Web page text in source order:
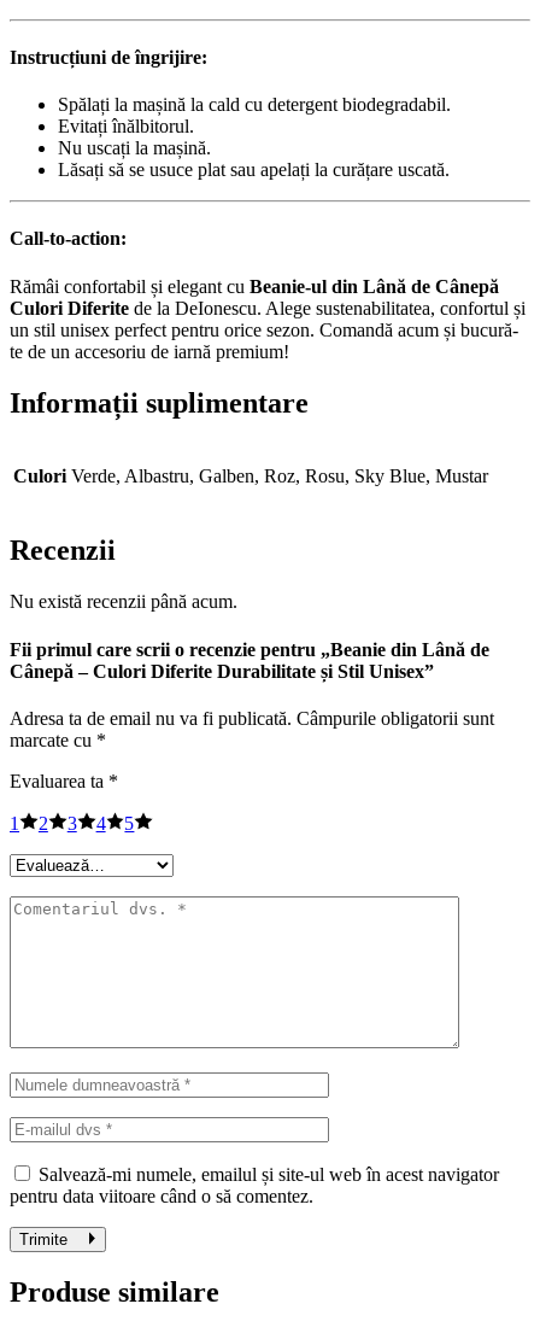
Instrucțiuni de îngrijire:
Spălați la mașină la cald cu detergent biodegradabil.
Evitați înălbitorul.
Nu uscați la mașină.
Lăsați să se usuce plat sau apelați la curățare uscată.
Call-to-action:
Rămâi confortabil și elegant cu Beanie-ul din Lână de Cânepă
Culori Diferite de la DeIonescu. Alege sustenabilitatea, confortul și
un stil unisex perfect pentru orice sezon. Comandă acum și bucură-
te de un accesoriu de iarnă premium!
Informații suplimentare
Culori Verde, Albastru, Galben, Roz, Rosu, Sky Blue, Mustar
Recenzii
Nu există recenzii până acum.
Fii primul care scrii o recenzie pentru „Beanie din Lână de
Cânepă – Culori Diferite Durabilitate și Stil Unisex”
Adresa ta de email nu va fi publicată. Câmpurile obligatorii sunt
marcate cu *
Evaluarea ta *
1 2 3 4 5
Salvează-mi numele, emailul și site-ul web în acest navigator
pentru data viitoare când o să comentez.
Trimite
Produse similare